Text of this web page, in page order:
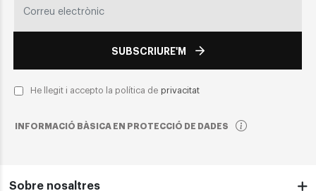
SUBSCRIURE'M
He llegit i accepto la política de privacitat
INFORMACIÓ BÀSICA EN PROTECCIÓ DE DADES
Sobre nosaltres